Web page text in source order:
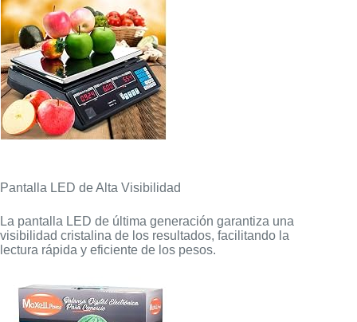
Pantalla LED de Alta Visibilidad
La pantalla LED de última generación garantiza una
visibilidad cristalina de los resultados, facilitando la
lectura rápida y eficiente de los pesos.